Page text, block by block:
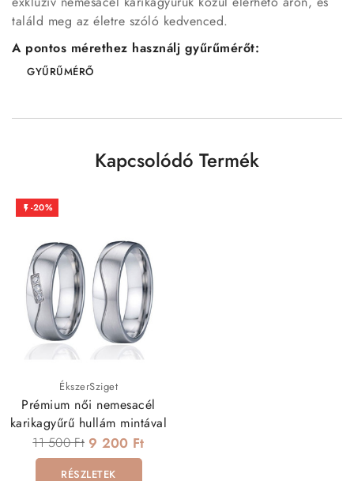
találd meg az életre szóló kedvenced.
A pontos mérethez használj gyűrűmérőt:
GYŰRŰMÉRŐ
Kapcsolódó Termék
 -20%
ÉkszerSziget
Prémium női nemesacél
karikagyűrű hullám mintával
11 500 Ft 9 200 Ft
RÉSZLETEK